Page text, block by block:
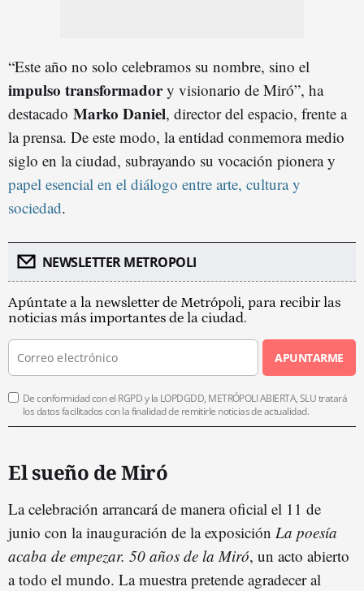
“Este año no solo celebramos su nombre, sino el
impulso transformadory visionario de Miró”, ha
destacado Marko Daniel, director del espacio, frente a
la prensa. De este modo, la entidad conmemora medio
siglo en la ciudad, subrayando su vocación pionera y
papel esencial en el diálogo entre arte, cultura y
sociedad.
NEWSLETTER METROPOLI
Apúntate a la newsletter de Metrópoli, para recibir las
noticias más importantes de la ciudad.
APUNTARME
De conformidad con el RGPD y la LOPDGDD, METRÓPOLI ABIERTA, SLU tratará
los datos facilitados con la finalidad de remitirle noticias de actualidad.
El sueño de Miró
La celebración arrancará de manera oficial el 11 de
junio con la inauguración de la exposición La poesía
acaba de empezar. 50 años de la Miró, un acto abierto
a todo el mundo. La muestra pretende agradecer al